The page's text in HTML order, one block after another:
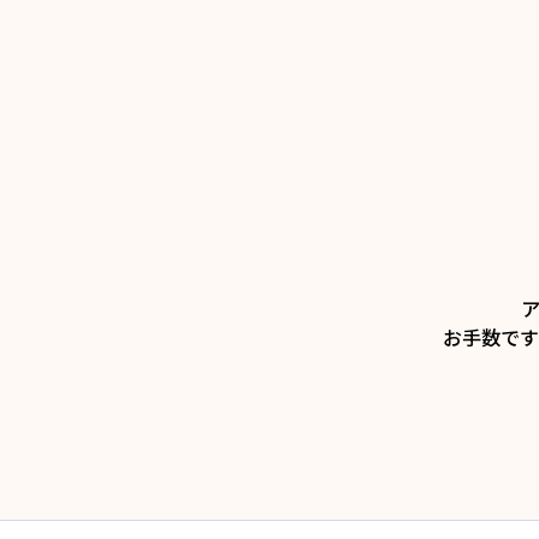
お手数で